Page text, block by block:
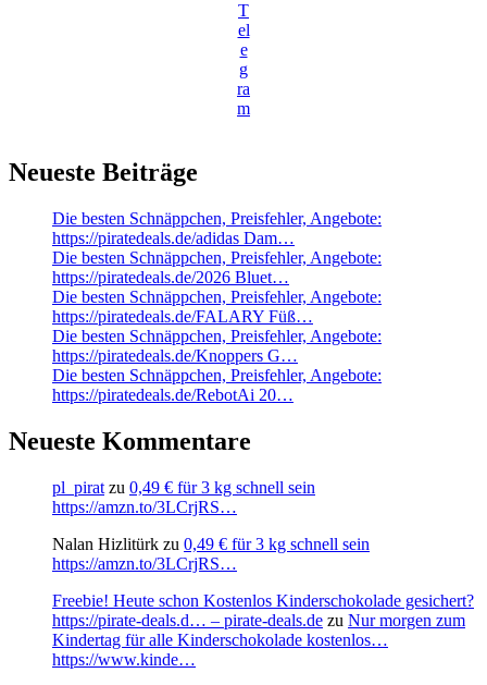
T
el
e
g
ra
m
Neueste Beiträge
Die besten Schnäppchen, Preisfehler, Angebote:
https://piratedeals.de/adidas Dam…
Die besten Schnäppchen, Preisfehler, Angebote:
https://piratedeals.de/2026 Bluet…
Die besten Schnäppchen, Preisfehler, Angebote:
https://piratedeals.de/FALARY Füß…
Die besten Schnäppchen, Preisfehler, Angebote:
https://piratedeals.de/Knoppers G…
Die besten Schnäppchen, Preisfehler, Angebote:
https://piratedeals.de/RebotAi 20…
Neueste Kommentare
pl_pirat zu 0,49 € für 3 kg schnell sein
https://amzn.to/3LCrjRS…
Nalan Hizlitürk zu 0,49 € für 3 kg schnell sein
https://amzn.to/3LCrjRS…
Freebie! Heute schon Kostenlos Kinderschokolade gesichert?
https://pirate-deals.d… – pirate-deals.de zu Nur morgen zum
Kindertag für alle Kinderschokolade kostenlos…
https://www.kinde…